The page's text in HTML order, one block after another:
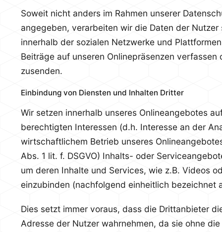
Soweit nicht anders im Rahmen unserer
angegeben, verarbeiten wir die Daten der Nutzer
innerhalb der sozialen Netzwerke und
Beiträge auf unseren Onlinepräsenzen verfassen
zusenden.
Einbindung von Diensten und Inhalten Dritter
Wir setzen innerhalb unseres Onlineangebotes
berechtigten Interessen (d.h. Interesse an der
wirtschaftlichem Betrieb unseres
Abs. 1 lit. f. DSGVO) Inhalts- oder
um deren Inhalte und Services, wie z.B. Videos
einzubinden (nachfolgend einheitlich bezeichnet
Dies setzt immer voraus, dass die Drittanbieter
Adresse der Nutzer wahrnehmen, da sie ohne